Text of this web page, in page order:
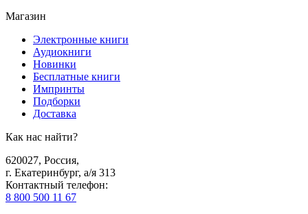
Магазин
Электронные книги
Аудиокниги
Новинки
Бесплатные книги
Импринты
Подборки
Доставка
Как нас найти?
620027, Россия,
г. Екатеринбург, а/я 313
Контактный телефон:
8 800 500 11 67